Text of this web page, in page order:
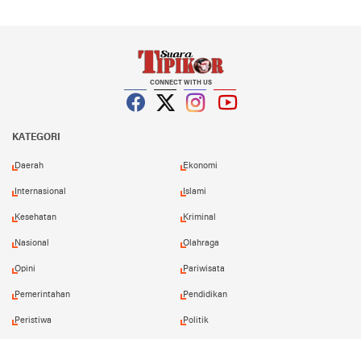
CONNECT WITH US
KATEGORI
Daerah Ekonomi
Internasional Islami
Kesehatan Kriminal
Nasional Olahraga
Opini Pariwisata
Pemerintahan Pendidikan
Peristiwa Politik